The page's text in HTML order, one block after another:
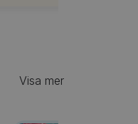
Visa mer